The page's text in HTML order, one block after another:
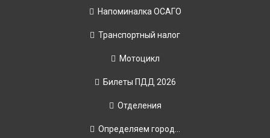
Напоминалка ОСАГО
Транспортный налог
Мотоцикл
Билеты ПДД 2026
Отделения
Определяем город...